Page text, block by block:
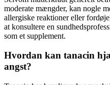
moderate mængder, kan nogle
allergiske reaktioner eller
at konsultere en
som et supplement.
Hvordan kan tanacin
angst?